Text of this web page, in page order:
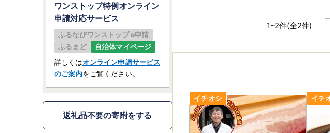
1~2件(全2件)
ワンストップ特例オンライン
申請対応サービス
ふるなびワンストップ e申請
ふるまど
自治体マイページ
詳しくはオンライン申請サービス
のご案内をご覧ください。
返礼品不要の寄附をする